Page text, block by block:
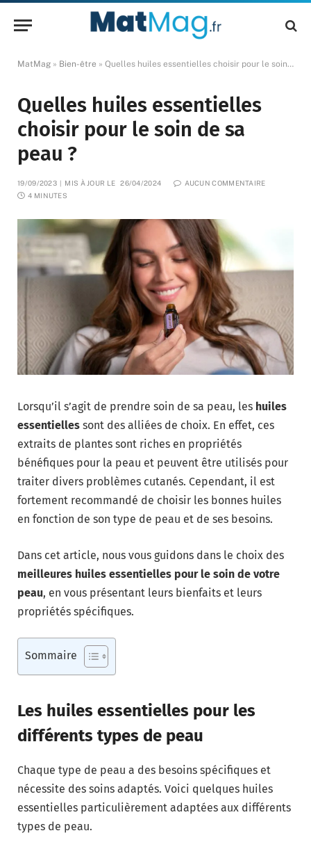
MatMag » Bien-être » Quelles huiles essentielles choisir pour le soin de sa peau ?
Quelles huiles essentielles
choisir pour le soin de sa
peau ?
19/09/2023 MIS À JOUR LE 26/04/2024
AUCUN COMMENTAIRE
4 MINUTES
Lorsqu’il s’agit de prendre soin de sa peau, les huiles
essentielles sont des alliées de choix. En effet, ces
extraits de plantes sont riches en propriétés
bénéfiques pour la peau et peuvent être utilisés pour
traiter divers problèmes cutanés. Cependant, il est
fortement recommandé de choisir les bonnes huiles
en fonction de son type de peau et de ses besoins.
Dans cet article, nous vous guidons dans le choix des
meilleures huiles essentielles pour le soin de votre
peau, en vous présentant leurs bienfaits et leurs
propriétés spécifiques.
Sommaire
Les huiles essentielles pour les
différents types de peau
Chaque type de peau a des besoins spécifiques et
nécessite des soins adaptés. Voici quelques huiles
essentielles particulièrement adaptées aux différents
types de peau.